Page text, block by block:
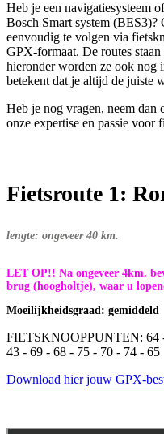
Heb je een navigatiesysteem
Bosch Smart system (BES3)?
eenvoudig te volgen via
GPX-formaat. De routes
hieronder worden ze ook nog
betekent dat je altijd de juiste
Heb je nog vragen, neem dan
onze expertise en passie voor
Fietsroute 1:
lengte: ongeveer 40 km.
LET OP!! Na ongeveer 4km.
brug (hoogholtje), waar u
Moeilijkheidsgraad: gemiddeld
FIETSKNOOPPUNTEN: 64
43 - 69 - 68 - 75 - 70 - 74 - 65
Download hier jouw GPX-